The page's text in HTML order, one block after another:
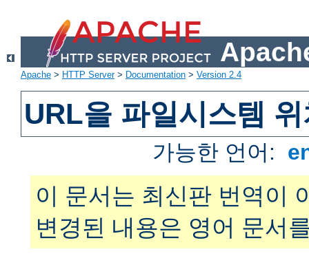
Apache > HTTP Server> Documentation > Version 2.4
URL을 파일시스템
가능한 언어:
이 문서는 최신판 번역이
변경된 내용은 영어 문서